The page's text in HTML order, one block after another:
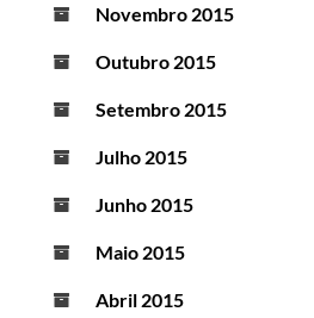
Novembro 2015
Outubro 2015
Setembro 2015
Julho 2015
Junho 2015
Maio 2015
Abril 2015